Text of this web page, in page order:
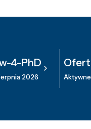
4-PhD
2026